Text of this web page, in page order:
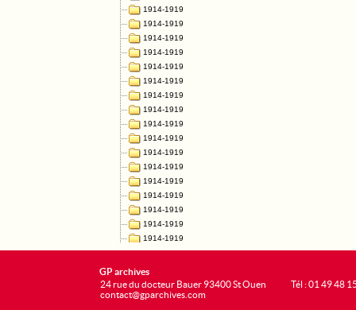
GP archives
24 rue du docteur Bauer 93400 St Ouen
contact@gparchives.com
Tél : 01 49 48